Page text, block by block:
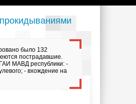
было 132
пострадавшие.
МАВД республики: -
- вхождение на